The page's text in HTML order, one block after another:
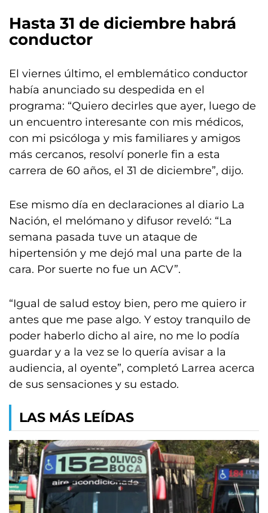
Hasta 31 de diciembre habrá
conductor
El viernes último, el emblemático conductor
había anunciado su despedida en el
programa: “Quiero decirles que ayer, luego de
un encuentro interesante con mis médicos,
con mi psicóloga y mis familiares y amigos
más cercanos, resolví ponerle fin a esta
carrera de 60 años, el 31 de diciembre”, dijo.
Ese mismo día en declaraciones al diario La
Nación, el melómano y difusor reveló: “La
semana pasada tuve un ataque de
hipertensión y me dejó mal una parte de la
cara. Por suerte no fue un ACV”.
“Igual de salud estoy bien, pero me quiero ir
antes que me pase algo. Y estoy tranquilo de
poder haberlo dicho al aire, no me lo podía
guardar y a la vez se lo quería avisar a la
audiencia, al oyente”, completó Larrea acerca
de sus sensaciones y su estado.
LAS MÁS LEÍDAS